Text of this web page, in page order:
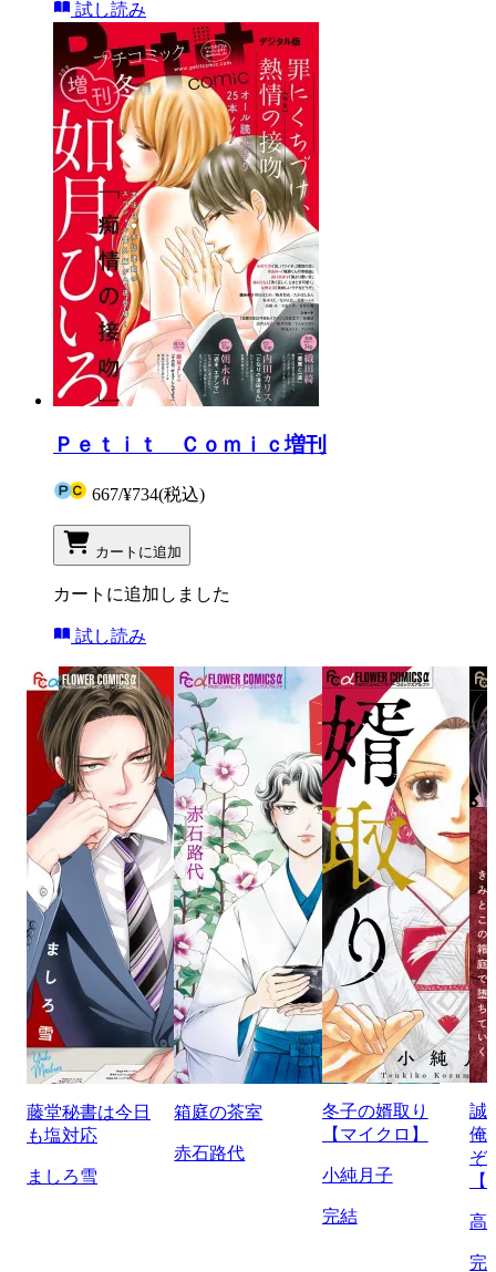
試し読み
Ｐｅｔｉｔ Ｃｏｍｉｃ増刊
667/¥734(税込)
カートに追加
カートに追加しました
試し読み
藤堂秘書は今日
も塩対応
ましろ雪
箱庭の茶室
赤石路代
冬子の婿取り
【マイクロ】
小純月子
完結
誠
俺
ぞ
高
完